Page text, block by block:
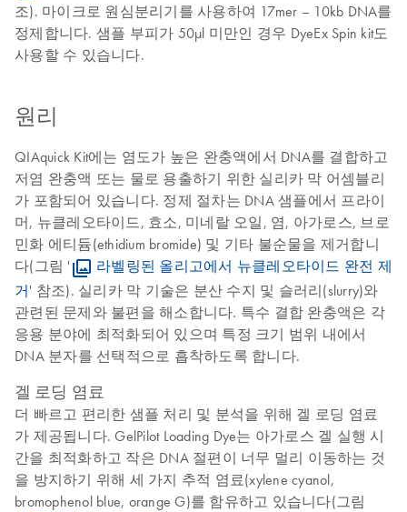
조). 마이크로 원심분리기를 사용하여 17mer – 10kb DNA를
정제합니다. 샘플 부피가 50µl 미만인 경우 DyeEx Spin kit도
사용할 수 있습니다.
원리
QIAquick Kit에는 염도가 높은 완충액에서 DNA를 결합하고
저염 완충액 또는 물로 용출하기 위한 실리카 막 어셈블리
가 포함되어 있습니다. 정제 절차는 DNA 샘플에서 프라이
머, 뉴클레오타이드, 효소, 미네랄 오일, 염, 아가로스, 브로
민화 에티듐(ethidium bromide) 및 기타 불순물을 제거합니
다(그림 '
라벨링된 올리고에서 뉴클레오타이드 완전 제
거' 참조). 실리카 막 기술은 분산 수지 및 슬러리(slurry)와
관련된 문제와 불편을 해소합니다. 특수 결합 완충액은 각
응용 분야에 최적화되어 있으며 특정 크기 범위 내에서
DNA 분자를 선택적으로 흡착하도록 합니다.
겔 로딩 염료
더 빠르고 편리한 샘플 처리 및 분석을 위해 겔 로딩 염료
가 제공됩니다. GelPilot Loading Dye는 아가로스 겔 실행 시
간을 최적화하고 작은 DNA 절편이 너무 멀리 이동하는 것
을 방지하기 위해 세 가지 추적 염료(xylene cyanol,
bromophenol blue, orange G)를 함유하고 있습니다(그림